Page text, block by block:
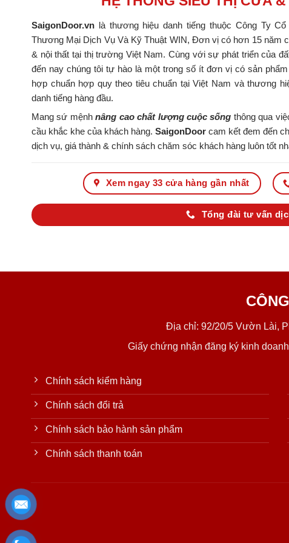
SaigonDoor.vn là thương hiệu danh tiếng thuộc Công Ty
Thương Mại Dịch Vụ Và Kỹ Thuật WIN, Đơn vị có hơn 15 năm
& nội thất tại thị trường Việt Nam. Cùng với sự phát triển của
đến nay chúng tôi tự hào là một trong số ít đơn vị có sản
hợp chuẩn hợp quy theo tiêu chuẩn tại Việt Nam và thương
danh tiếng hàng đầu.
Mang sứ mệnhnâng cao chất lượng cuộc sống thông qua
cầu khắc khe của khách hàng.SaigonDoor cam kết đem đến
dịch vụ, giá thành & chính sách chăm sóc khách hàng luôn tốt
Xem ngay 33 cửa hàng gần nhất
Tổng đài tư vấn
Địa chỉ: 92/20/5 Vườn Lài,
Giấy chứng nhận đăng ký kinh
Chính sách kiểm hàng
Chính sách đổi trả
Chính sách bảo hành sản phẩm
Chính sách thanh toán